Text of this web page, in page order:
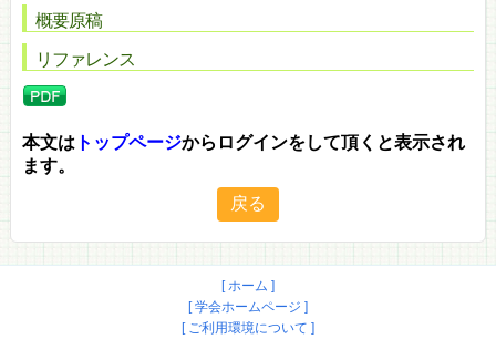
概要原稿
リファレンス
本文は トップページからログインをして頂くと表示され
ます。
[ ホーム ]
[ 学会ホームページ ]
[ ご利用環境について ]